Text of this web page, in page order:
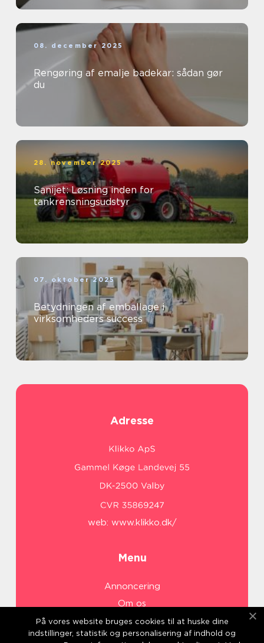
08. december 2025
Rengøring af emalje badekar: sådan gør
du
28. november 2025
Sanijet: Løsning inden for
tankrensningsudstyr
07. oktober 2025
Betydningen af emballage i
virksomheders success
Adresse
web: www.klikko.dk/
Menu
Annoncering
Om os
Cookies
Kontakt os
På vores website bruges cookies til at huske dine
indstillinger, statistik og personalisering af indhold og